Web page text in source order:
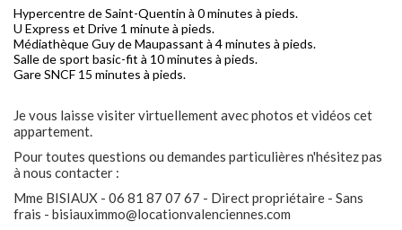
Hypercentre de Saint-Quentin à 0 minutes à pieds.
U Express et Drive 1 minute à pieds.
Médiathèque Guy de Maupassant à 4 minutes à pieds.
Salle de sport basic-fit à 10 minutes à pieds.
Gare SNCF 15 minutes à pieds.
Je vous laisse visiter virtuellement avec photos et vidéos cet
appartement.
Pour toutes questions ou demandes particulières n'hésitez pas
à nous contacter :
Mme BISIAUX - 06 81 87 07 67 - Direct propriétaire - Sans
frais - bisiauximmo@locationvalenciennes.com